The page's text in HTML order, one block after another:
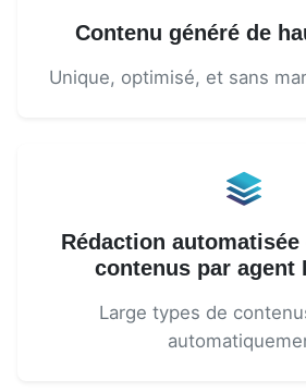
Contenu généré de
Unique, optimisé, et sans
Rédaction
contenus par agent
Large types de